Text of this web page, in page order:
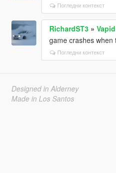
Погледни контекст
RichardST3»
game crashes
Погледни контекст
Designed in Alderney
Made in Los Santos